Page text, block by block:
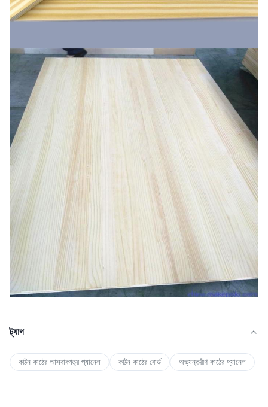
ট্যাগ
কঠিন কাঠের আসবাবপত্র প্যানেল কঠিন কাঠের বোর্ড অভ্যন্তরীণ কাঠের প্যানেল